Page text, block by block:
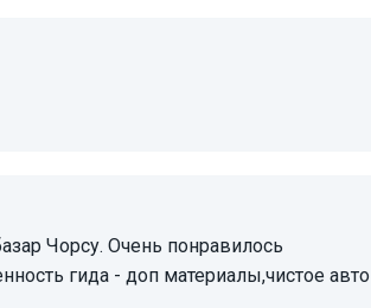
гида - доп материалы,чистое авто